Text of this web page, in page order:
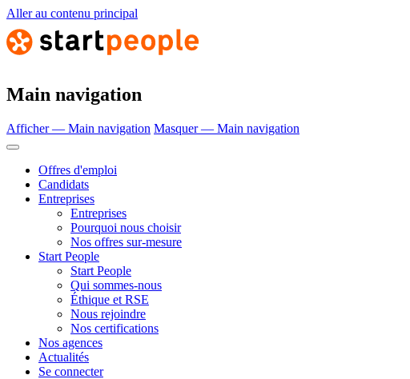
Aller au contenu principal
Main navigation
Afficher — Main navigation Masquer — Main navigation
Offres d'emploi
Candidats
Entreprises
Entreprises
Pourquoi nous choisir
Nos offres sur-mesure
Start People
Start People
Qui sommes-nous
Éthique et RSE
Nous rejoindre
Nos certifications
Nos agences
Actualités
Se connecter